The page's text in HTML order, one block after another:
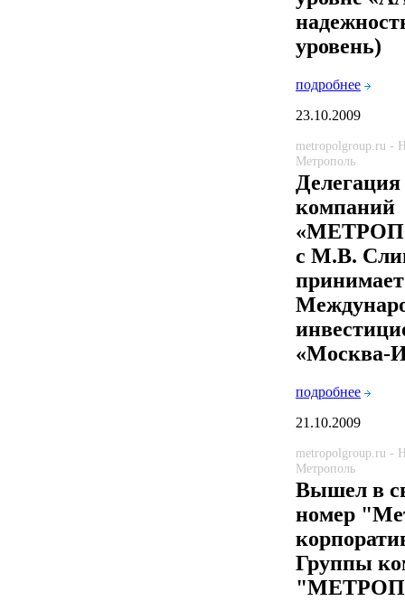
уровень)
подробнее
23.10.2009
metropolgroup.ru -
Метрополь
компаний
с М.В.
«Москва-
подробнее
21.10.2009
metropolgroup.ru -
Метрополь
Вышел в
номер
Группы